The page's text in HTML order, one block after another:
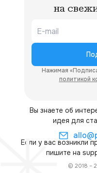
на
Нажимая
политикой
Вы знаете об
идея для
Если у вас возникли
пишите на
© 2018 –